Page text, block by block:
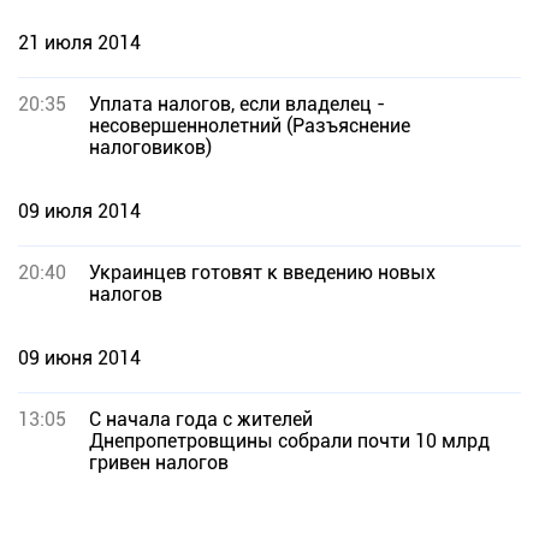
21 июля 2014
20:35
Уплата налогов, если владелец -
несовершеннолетний (Разъяснение
налоговиков)
09 июля 2014
20:40
Украинцев готовят к введению новых
налогов
09 июня 2014
13:05
С начала года с жителей
Днепропетровщины собрали почти 10 млрд
гривен налогов